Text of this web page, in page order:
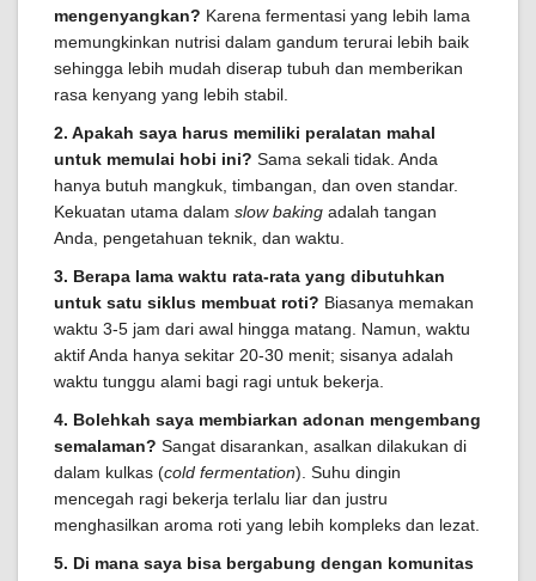
mengenyangkan? Karena fermentasi yang lebih lama
memungkinkan nutrisi dalam gandum terurai lebih baik
sehingga lebih mudah diserap tubuh dan memberikan
rasa kenyang yang lebih stabil.
2. Apakah saya harus memiliki peralatan mahal
untuk memulai hobi ini? Sama sekali tidak. Anda
hanya butuh mangkuk, timbangan, dan oven standar.
Kekuatan utama dalam slow baking adalah tangan
Anda, pengetahuan teknik, dan waktu.
3. Berapa lama waktu rata-rata yang dibutuhkan
untuk satu siklus membuat roti? Biasanya memakan
waktu 3-5 jam dari awal hingga matang. Namun, waktu
aktif Anda hanya sekitar 20-30 menit; sisanya adalah
waktu tunggu alami bagi ragi untuk bekerja.
4. Bolehkah saya membiarkan adonan mengembang
semalaman? Sangat disarankan, asalkan dilakukan di
dalam kulkas (cold fermentation). Suhu dingin
mencegah ragi bekerja terlalu liar dan justru
menghasilkan aroma roti yang lebih kompleks dan lezat.
5. Di mana saya bisa bergabung dengan komunitas